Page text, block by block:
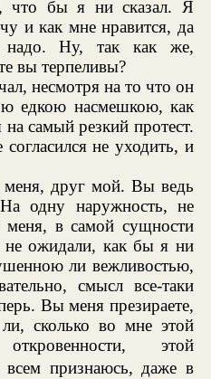
что бы я ни сказал. Я
и как мне нравится, да
надо. Ну, так как же,
вы терпеливы?
несмотря на то что он
едкою насмешкою, как
самый резкий протест.
не уходить, и
друг мой. Вы ведь
одну наружность, не
в самой сущности
не ожидали, как бы я ни
ли вежливостью,
смысл все-таки
Вы меня презираете,
сколько во мне этой
этой
признаюсь, даже в